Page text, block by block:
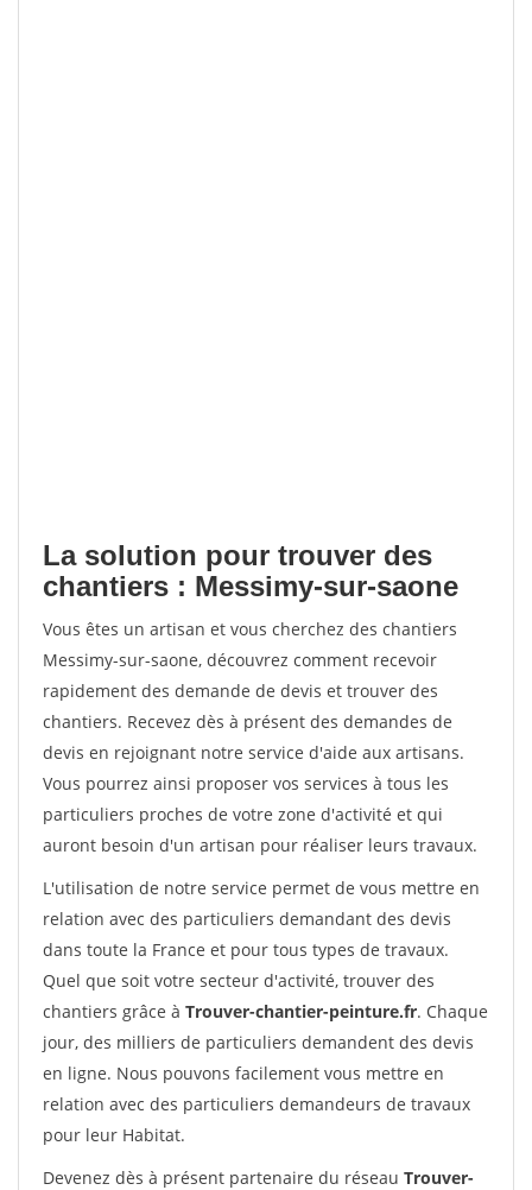
La solution pour trouver des
chantiers : Messimy-sur-saone
Vous êtes un artisan et vous cherchez des chantiers
Messimy-sur-saone, découvrez comment recevoir
rapidement des demande de devis et trouver des
chantiers. Recevez dès à présent des demandes de
devis en rejoignant notre service d'aide aux artisans.
Vous pourrez ainsi proposer vos services à tous les
particuliers proches de votre zone d'activité et qui
auront besoin d'un artisan pour réaliser leurs travaux.
L'utilisation de notre service permet de vous mettre en
relation avec des particuliers demandant des devis
dans toute la France et pour tous types de travaux.
Quel que soit votre secteur d'activité, trouver des
chantiers grâce à Trouver-chantier-peinture.fr. Chaque
jour, des milliers de particuliers demandent des devis
en ligne. Nous pouvons facilement vous mettre en
relation avec des particuliers demandeurs de travaux
pour leur Habitat.
Devenez dès à présent partenaire du réseau Trouver-